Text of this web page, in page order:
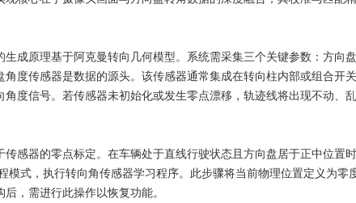
原理基于阿克曼转向几何模型。系统需采集三个关键参数：方向
角度传感器是数据的源头。该传感器通常集成在转向柱内部或组合开
角度信号。若传感器未初始化或发生零点漂移，轨迹线将出现不动、
器的零点标定。在车辆处于直线行驶状态且方向盘居于正中位置
模式，执行转向角传感器学习程序。此步骤将当前物理位置定义为零
，需进行此操作以恢复功能。